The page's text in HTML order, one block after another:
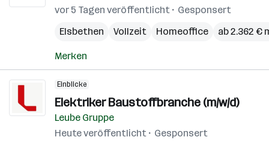
vor 5 Tagen veröffentlicht
Gesponsert
Elsbethen
Vollzeit Homeoffice ab 2.362 €
Merken
Einblicke
Elektriker Baustoffbranche (m/w/d)
Leube Gruppe
Heute veröffentlicht
Gesponsert